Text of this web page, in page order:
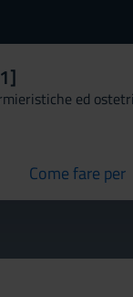
ed
Come fare per
current